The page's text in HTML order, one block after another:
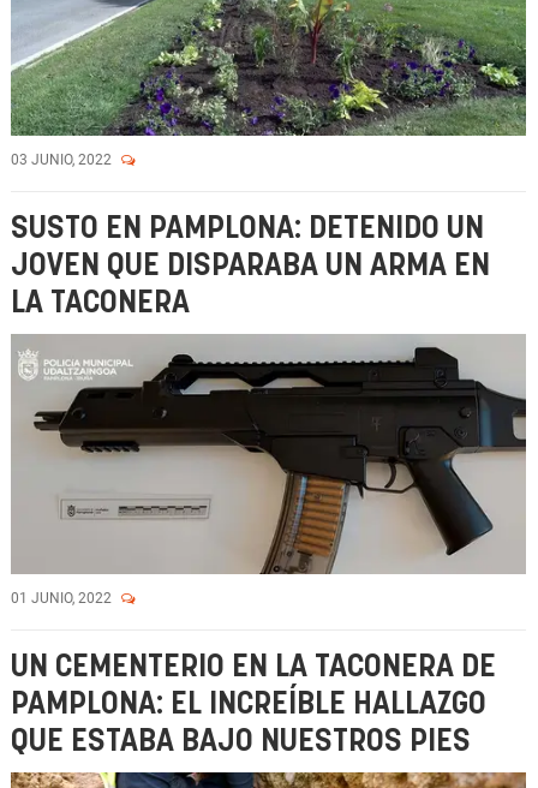
03 JUNIO, 2022
SUSTO EN PAMPLONA: DETENIDO UN
JOVEN QUE DISPARABA UN ARMA EN
LA TACONERA
01 JUNIO, 2022
UN CEMENTERIO EN LA TACONERA DE
PAMPLONA: EL INCREÍBLE HALLAZGO
QUE ESTABA BAJO NUESTROS PIES